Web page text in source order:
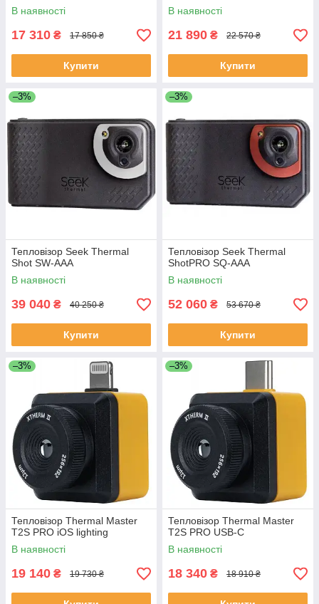
В наявності
17 310 ₴ 17 850 ₴
Купити
В наявності
21 890 ₴ 22 570 ₴
Купити
–3%
Тепловізор Seek Thermal
Shot SW-AAA
В наявності
39 040 ₴ 40 250 ₴
Купити
–3%
Тепловізор Seek Thermal
ShotPRO SQ-AAA
В наявності
52 060 ₴ 53 670 ₴
Купити
–3%
Тепловізор Thermal Master
T2S PRO iOS lighting
В наявності
19 140 ₴ 19 730 ₴
–3%
Тепловізор Thermal Master
T2S PRO USB-C
В наявності
18 340 ₴ 18 910 ₴